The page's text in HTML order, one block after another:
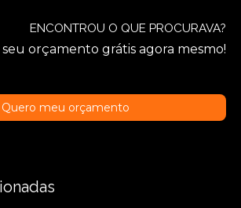
ENCONTROU O QUE PROCURAVA?
seu orçamento grátis agora mesmo!
Quero meu orçamento